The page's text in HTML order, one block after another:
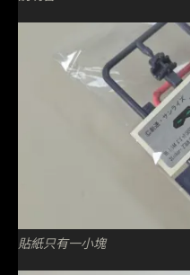
貼紙只有一小塊